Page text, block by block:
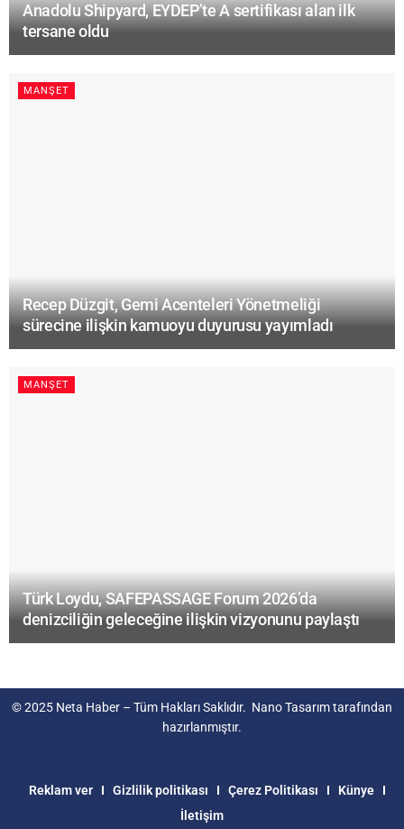
Anadolu Shipyard, EYDEP’te A sertifikası alan ilk
tersane oldu
MANŞET
Recep Düzgit, Gemi Acenteleri Yönetmeliği
sürecine ilişkin kamuoyu duyurusu yayımladı
MANŞET
Türk Loydu, SAFEPASSAGE Forum 2026’da
denizciliğin geleceğine ilişkin vizyonunu paylaştı
© 2025 Neta Haber – Tüm Hakları Saklıdır. Nano Tasarımtarafından
hazırlanmıştır.
Reklam ver Gizlilik politikası Çerez Politikası
Künye
İletişim